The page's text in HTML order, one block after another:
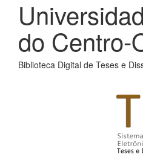
do Centro-
Biblioteca Digital de Teses e